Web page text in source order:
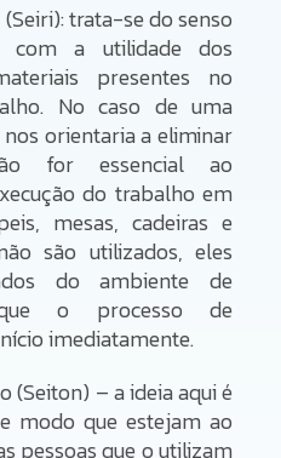
trata-se do senso
com a utilidade dos
presentes no
No caso de uma
orientaria a eliminar
for essencial ao
do trabalho em
mesas, cadeiras e
são utilizados, eles
do ambiente de
o processo de
imediatamente.
(Seiton) – a ideia aqui é
modo que estejam ao
pessoas que o utilizam